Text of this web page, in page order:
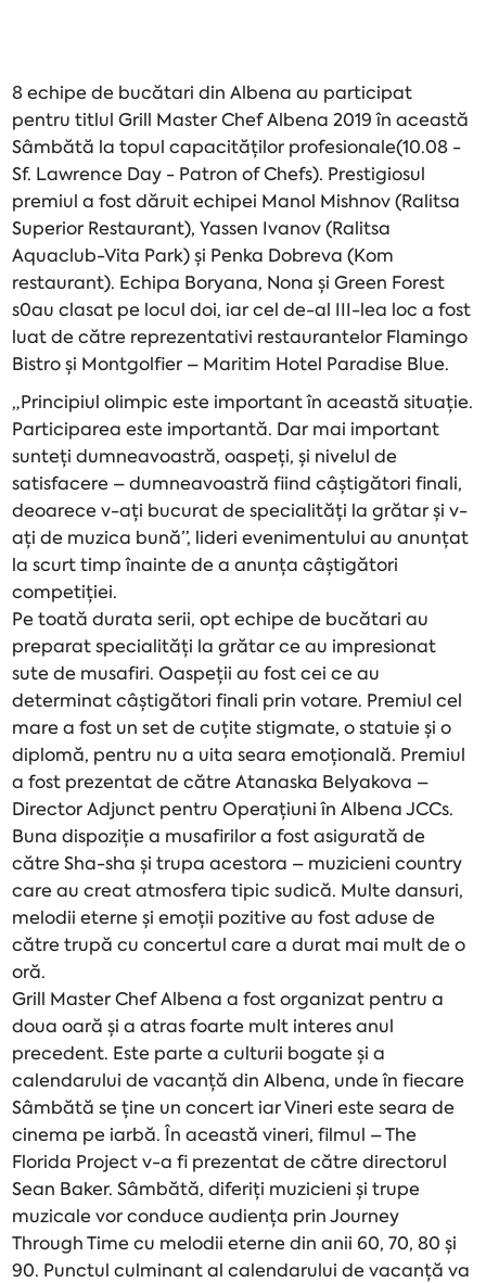
8 echipe de bucătari din Albena au participat
pentru titlul Grill Master Chef Albena 2019 în această
Sâmbătă la topul capacităților profesionale(10.08 -
Sf. Lawrence Day - Patron of Chefs). Prestigiosul
premiul a fost dăruit echipei Manol Mishnov (Ralitsa
Superior Restaurant), Yassen Ivanov (Ralitsa
Aquaclub-Vita Park) și Penka Dobreva (Kom
restaurant). Echipa Boryana, Nona și Green Forest
s0au clasat pe locul doi, iar cel de-al III-lea loc a fost
luat de către reprezentativi restaurantelor Flamingo
Bistro și Montgolfier – Maritim Hotel Paradise Blue.
„Principiul olimpic este important în această situație.
Participarea este importantă. Dar mai important
sunteți dumneavoastră, oaspeți, și nivelul de
satisfacere – dumneavoastră fiind câștigători finali,
deoarece v-ați bucurat de specialități la grătar și v-
ați de muzica bună”, lideri evenimentului au anunțat
la scurt timp înainte de a anunța câștigători
competiției.
Pe toată durata serii, opt echipe de bucătari au
preparat specialități la grătar ce au impresionat
sute de musafiri. Oaspeții au fost cei ce au
determinat câștigători finali prin votare. Premiul cel
mare a fost un set de cuțite stigmate, o statuie și o
diplomă, pentru nu a uita seara emoțională. Premiul
a fost prezentat de către Atanaska Belyakova –
Director Adjunct pentru Operațiuni în Albena JCCs.
Buna dispoziție a musafirilor a fost asigurată de
către Sha-sha și trupa acestora – muzicieni country
care au creat atmosfera tipic sudică. Multe dansuri,
melodii eterne și emoții pozitive au fost aduse de
către trupă cu concertul care a durat mai mult de o
oră.
Grill Master Chef Albena a fost organizat pentru a
doua oară și a atras foarte mult interes anul
precedent. Este parte a culturii bogate și a
calendarului de vacanță din Albena, unde în fiecare
Sâmbătă se ține un concert iar Vineri este seara de
cinema pe iarbă. În această vineri, filmul – The
Florida Project v-a fi prezentat de către directorul
Sean Baker. Sâmbătă, diferiți muzicieni și trupe
muzicale vor conduce audiența prin Journey
Through Time cu melodii eterne din anii 60, 70, 80 și
90. Punctul culminant al calendarului de vacanță va